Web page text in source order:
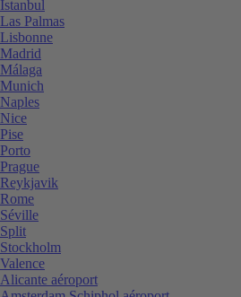
Istanbul
Las Palmas
Lisbonne
Madrid
Málaga
Munich
Naples
Nice
Pise
Porto
Prague
Reykjavik
Rome
Séville
Split
Stockholm
Valence
Alicante aéroport